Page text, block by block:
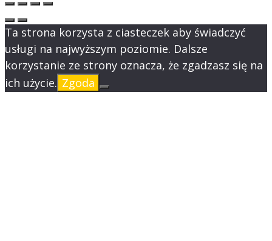
Ta strona korzysta z ciasteczek aby świadczyć
usługi na najwyższym poziomie. Dalsze
korzystanie ze strony oznacza, że zgadzasz się na
ich użycie. Zgoda